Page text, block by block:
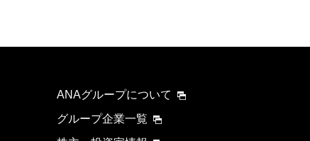
ANAグループについて
グループ企業一覧